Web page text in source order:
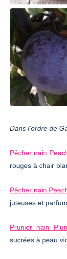
Dans l'ordre de
Pêcher nain
rouges à chair
Pêcher nain
juteuses et
Prunier nain
sucrées à peau